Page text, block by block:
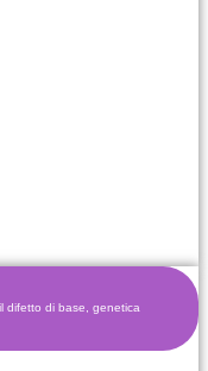
difetto di base, genetica